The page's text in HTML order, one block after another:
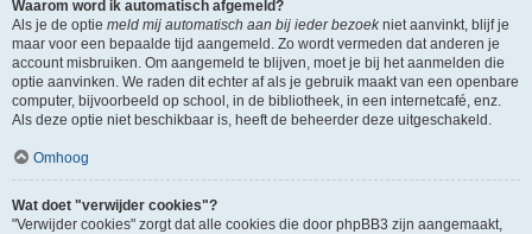
Waarom word ik automatisch afgemeld?
Als je de optie meld mij automatisch aan bij ieder bezoekniet aanvinkt, blijf je
maar voor een bepaalde tijd aangemeld. Zo wordt vermeden dat anderen je
account misbruiken. Om aangemeld te blijven, moet je bij het aanmelden die
optie aanvinken. We raden dit echter af als je gebruik maakt van een openbare
computer, bijvoorbeeld op school, in de bibliotheek, in een internetcafé, enz.
Als deze optie niet beschikbaar is, heeft de beheerder deze uitgeschakeld.
Omhoog
Wat doet "verwijder cookies"?
"Verwijder cookies" zorgt dat alle cookies die door phpBB3 zijn aangemaakt,